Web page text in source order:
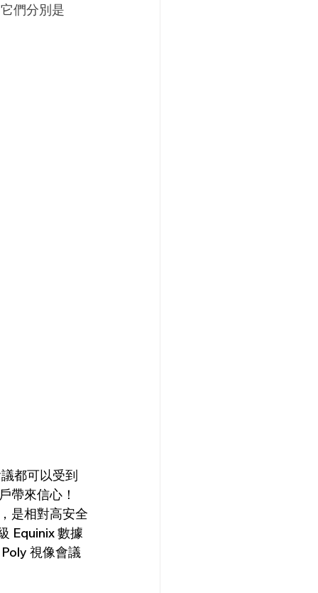
們分別是
都可以受到
帶來信心！
是相對高安全
Equinix 數據
視像會議